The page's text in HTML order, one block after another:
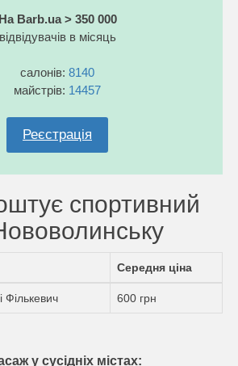
На Barb.ua > 350 000
відвідувачів в місяць
салонів: 8140
майстрів: 14457
Реєстрація
спортивний
Середня ціна
Фількевич 600 грн
у сусідніх містах: